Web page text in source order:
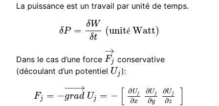
La puissance est un travail par unité de temps.
δP =
δW
δt
(unitéWatt)
δ P= δWδt (unité Watt)
Dans le cas d’une forceFj
→
Fj→conservative
(découlant d’un potentiel Uj
Uj ):
Fj = −grad
− →
−
Uj = − ∂Uj
∂x
∂Uj
∂y
∂Uj
∂z
Fj =− grad→ Uj=−[∂ Uj∂ ∂Uj ∂y ∂ Uj∂z